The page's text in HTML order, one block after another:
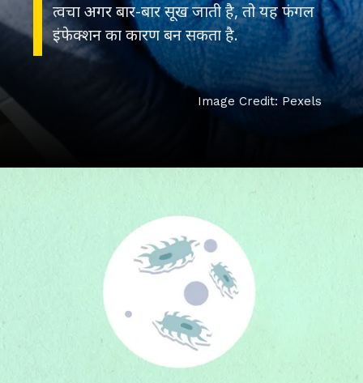
त्वचा अगर बार-बार सूख जाती है, तो यह फंगल
इंफेक्शन का कारण बन सकता है.
Image Credit: Pexels